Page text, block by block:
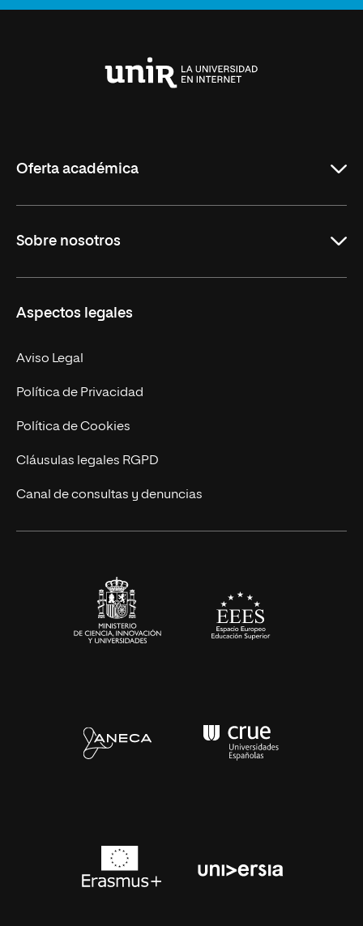
Oferta académica
Másteres Oficiales
Doctorados
Experto Universitario
Postgrados
Cursos Universitarios
Sobre nosotros
Facultades
Nuestro Equipo
Trabaja en UNIR
Actualidad
UNIR Revista
Eventos
Aspectos legales
Aviso Legal
Política de Privacidad
Política de Cookies
Cláusulas legales RGPD
Canal de consultas y denuncias